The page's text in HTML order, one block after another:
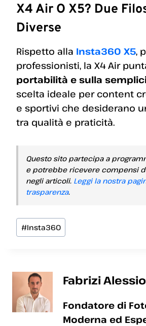
X4 Air O X5? Due
Diverse
Rispetto alla Insta360 X5,
professionisti, la X4 Air
portabilità e sulla
scelta ideale per content
e sportivi che desiderano
tra qualità e praticità.
Questo sito partecipa a
e potrebbe ricevere compensi
negli articoli. Leggi la nostra
trasparenza.
Tag
articolo:
#Insta360
Fabrizi Alessio
Fondatore di
Moderna ed